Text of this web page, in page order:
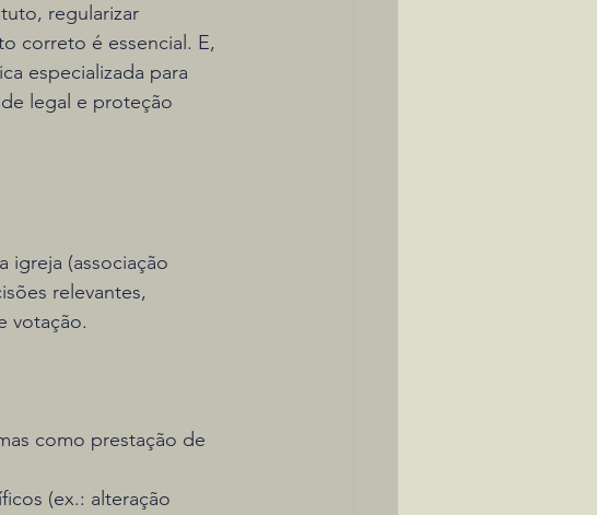
regularizar
correto é essencial. E,
especializada para
legal e proteção
igreja (associação
relevantes,
votação.
como prestação de
(ex.: alteração